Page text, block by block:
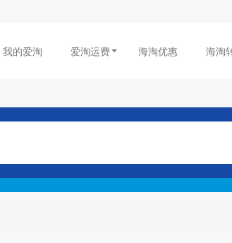
我的爱淘 爱淘运费 海淘优惠 海淘